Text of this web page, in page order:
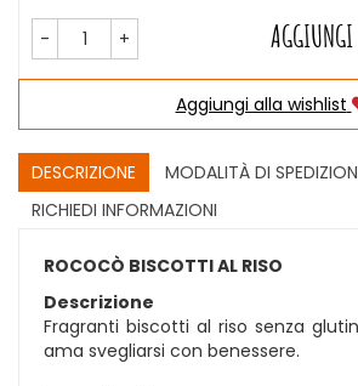
- + AGGIUNGI
Aggiungi alla wishlist
DESCRIZIONE
MODALITÀ DI
RICHIEDI INFORMAZIONI
ROCOCÒ BISCOTTI AL RISO
Descrizione
Fragranti biscotti al riso senza
ama svegliarsi con benessere.